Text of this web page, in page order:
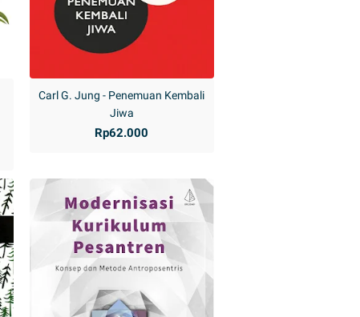
Carl G. Jung - Penemuan Kembali
Jiwa
Rp62.000